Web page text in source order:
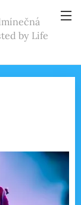
by Life